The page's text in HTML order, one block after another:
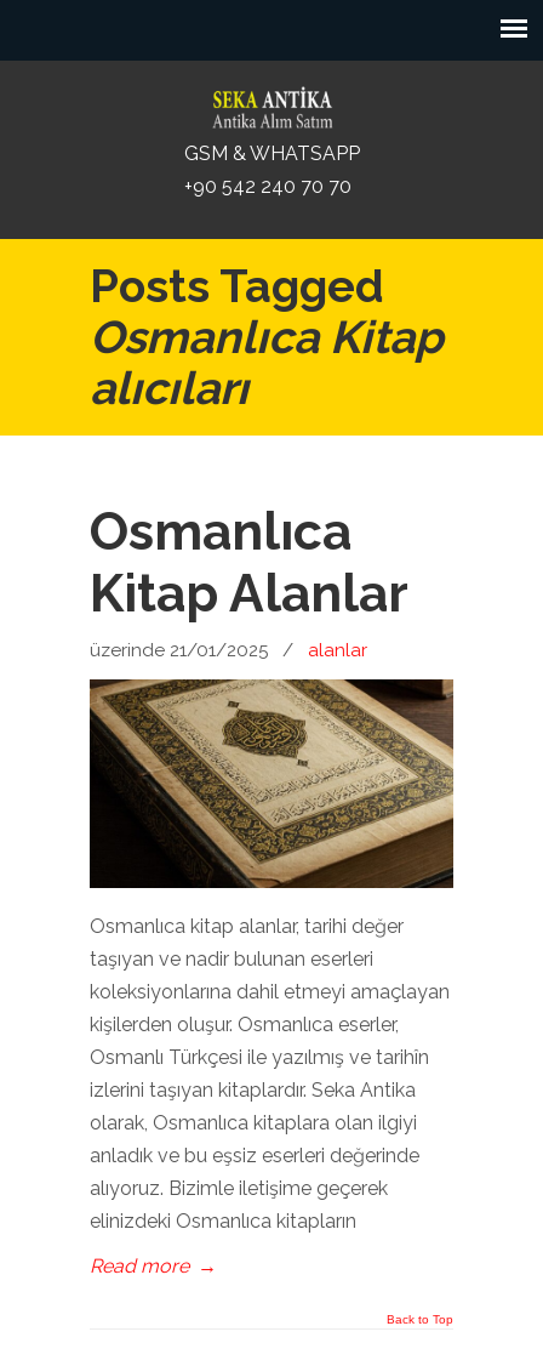
GSM & WHATSAPP
+90 542 240 70 70
Posts Tagged
Osmanlıca Kitap
alıcıları
Osmanlıca
Kitap Alanlar
üzerinde 21/01/2025 / alanlar
Osmanlıca kitap alanlar, tarihi değer
taşıyan ve nadir bulunan eserleri
koleksiyonlarına dahil etmeyi amaçlayan
kişilerden oluşur. Osmanlıca eserler,
Osmanlı Türkçesi ile yazılmış ve tarihîn
izlerini taşıyan kitaplardır. Seka Antika
olarak, Osmanlıca kitaplara olan ilgiyi
anladık ve bu eşsiz eserleri değerinde
alıyoruz. Bizimle iletişime geçerek
elinizdeki Osmanlıca kitapların
Read more →
Back to Top